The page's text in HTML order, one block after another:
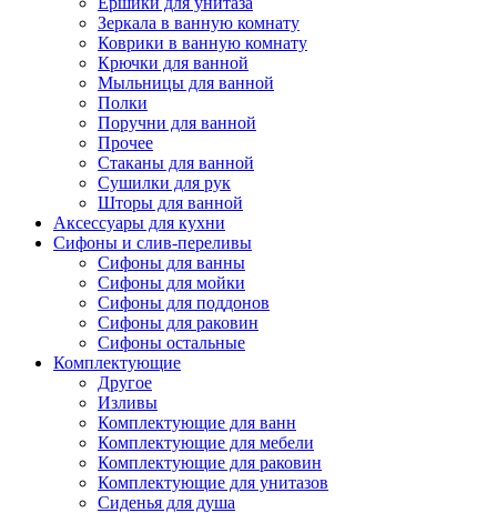
Зеркала в ванную комнату
Коврики в ванную комнату
Крючки для ванной
Мыльницы для ванной
Полки
Поручни для ванной
Прочее
Стаканы для ванной
Сушилки для рук
Шторы для ванной
Аксессуары для кухни
Сифоны и слив-переливы
Сифоны для ванны
Сифоны для мойки
Сифоны для поддонов
Сифоны для раковин
Сифоны остальные
Комплектующие
Другое
Изливы
Комплектующие для ванн
Комплектующие для мебели
Комплектующие для раковин
Комплектующие для унитазов
Сиденья для душа